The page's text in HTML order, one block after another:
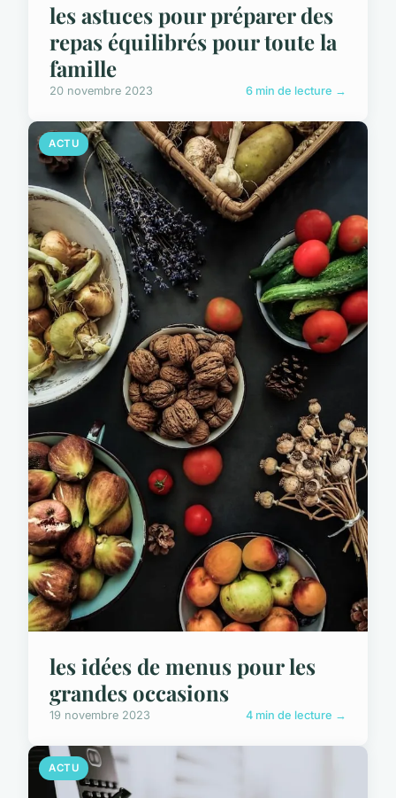
les astuces pour préparer des
repas équilibrés pour toute la
famille
20 novembre 2023 6 min de lecture →
ACTU
les idées de menus pour les
grandes occasions
19 novembre 2023 4 min de lecture →
ACTU